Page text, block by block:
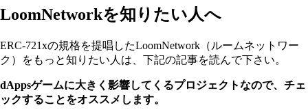
LoomNetworkを知りたい人へ
ERC-721xの規格を提唱したLoomNetwork（ルームネットワー
ク）をもっと知りたい人は、下記の記事を読んで下さい。
dAppsゲームに大きく影響してくるプロジェクトなので、チェ
ックすることをオススメします。